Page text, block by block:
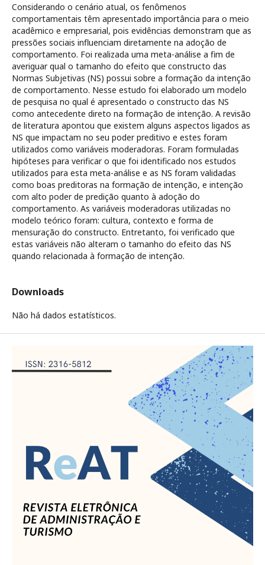
Considerando o cenário atual, os fenômenos
comportamentais têm apresentado importância para o meio
acadêmico e empresarial, pois evidências demonstram que as
pressões sociais influenciam diretamente na adoção de
comportamento. Foi realizada uma meta-análise a fim de
averiguar qual o tamanho do efeito que constructo das
Normas Subjetivas (NS) possui sobre a formação da intenção
de comportamento. Nesse estudo foi elaborado um modelo
de pesquisa no qual é apresentado o constructo das NS
como antecedente direto na formação de intenção. A revisão
de literatura apontou que existem alguns aspectos ligados as
NS que impactam no seu poder preditivo e estes foram
utilizados como variáveis moderadoras. Foram formuladas
hipóteses para verificar o que foi identificado nos estudos
utilizados para esta meta-análise e as NS foram validadas
como boas preditoras na formação de intenção, e intenção
com alto poder de predição quanto à adoção do
comportamento. As variáveis moderadoras utilizadas no
modelo teórico foram: cultura, contexto e forma de
mensuração do constructo. Entretanto, foi verificado que
estas variáveis não alteram o tamanho do efeito das NS
quando relacionada à formação de intenção.
Downloads
Não há dados estatísticos.